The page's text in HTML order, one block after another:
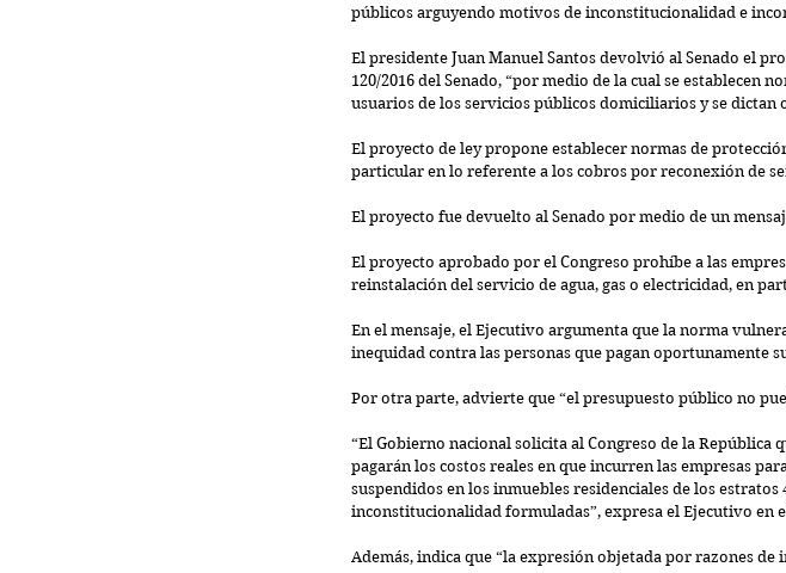
públicos arguyendo motivos de inconstitucionalidad e
El presidente Juan Manuel Santos devolvió al Senado el
120/2016 del Senado, “por medio de la cual se establecen
usuarios de los servicios públicos domiciliarios y se dictan
El proyecto de ley propone establecer normas de
particular en lo referente a los cobros por reconexión de
El proyecto fue devuelto al Senado por medio de un
El proyecto aprobado por el Congreso prohíbe a las
reinstalación del servicio de agua, gas o electricidad, en
En el mensaje, el Ejecutivo argumenta que la norma
inequidad contra las personas que pagan oportunamente
Por otra parte, advierte que “el presupuesto público no
“El Gobierno nacional solicita al Congreso de la República
pagarán los costos reales en que incurren las empresas
suspendidos en los inmuebles residenciales de los estratos
inconstitucionalidad formuladas”, expresa el Ejecutivo en
Además, indica que “la expresión objetada por razones